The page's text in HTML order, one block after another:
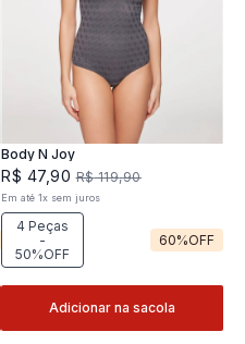
Body N Joy
R$ 47,90 R$ 119,90
Em até 1x sem juros
4 Peças
-
50%OFF
60%OFF
Adicionar na sacola